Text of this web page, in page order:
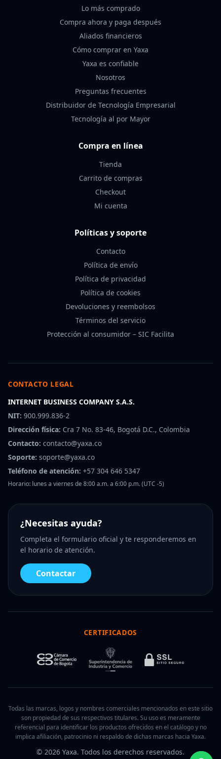
Lo más comprado
Compra ahora y paga después
Aliados financieros
Cómo comprar en Yaxa
Yaxa es confiable
Nosotros
Preguntas frecuentes
Distribuidor de Tecnología Empresarial
Tecnología al por Mayor
Compra en línea
Tienda
Carrito de compras
Checkout
Mi cuenta
Políticas y soporte
Contacto
Política de envío
Política de privacidad
Política de cookies
Devoluciones y reembolsos
Términos del servicio
Protección al consumidor – SIC Facilita
CONTACTO LEGAL
INTERNET BUSINESS COMPANY S.A.S.
NIT: 900.999.836-2
Dirección física: Cra 7 No. 83-46, Bogotá D.C., Colombia
Contacto: contacto@yaxa.co
Soporte: soporte@yaxa.co
Teléfono de atención: +57 304 646 5347
Horario: lunes a viernes de 8:00 a.m. a 6:00 p.m. (UTC -5)
¿Necesitas ayuda?
Completa el formulario oficial y te responderemos en
el horario de atención.
Contactar
CERTIFICADOS
Todas las marcas, logos y nombres comerciales mencionados en este sitio
son propiedad de sus respectivos titulares. Su uso es meramente
referencial para identificar los productos ofrecidos en el catálogo y no
implica afiliación, patrocinio ni respaldo de dichas marcas hacia Yaxa.
© 2026 Yaxa. Todos los derechos reservados.